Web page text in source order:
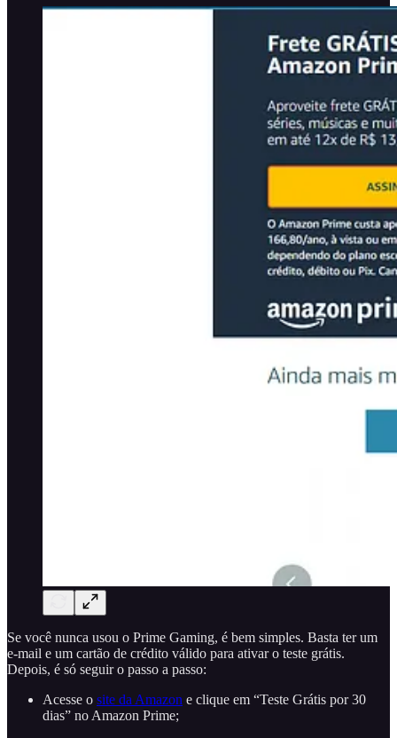
Se você nunca usou o Prime Gaming, é bem simples. Basta ter um
e-mail e um cartão de crédito válido para ativar o teste grátis.
Depois, é só seguir o passo a passo:
Acesse o site da Amazon e clique em “Teste Grátis por 30
dias” no Amazon Prime;